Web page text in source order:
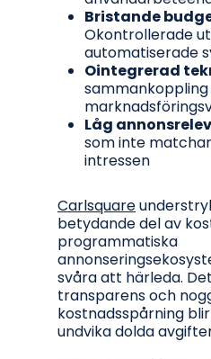
Bristande
Okontrollerade
automatiserade
Ointegrerad
Låg
som inte
intressen
Carlsquare
betydande del av
programmatiska
svåra att härleda.
transparens och
kostnadsspårning
undvika dolda